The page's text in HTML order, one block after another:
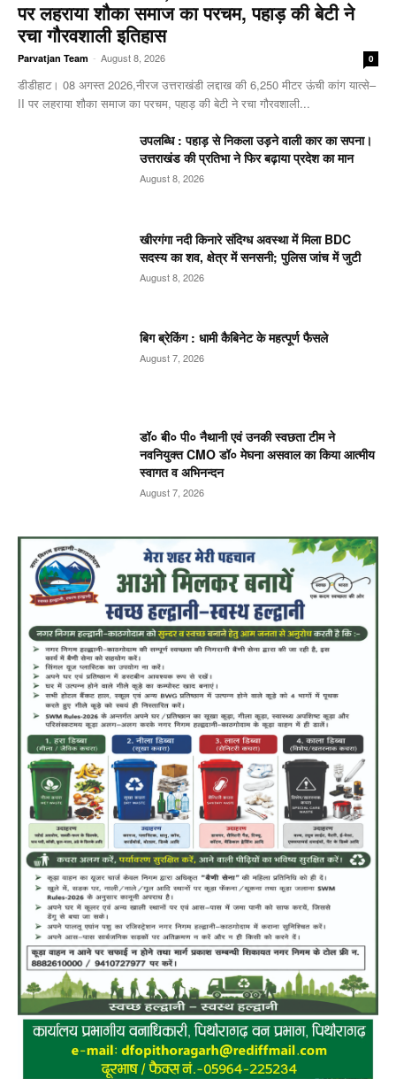
पर लहराया शौका समाज का परचम, पहाड़ की बेटी ने
रचा गौरवशाली इतिहास
Parvatjan Team - August 8, 2026 0
डीडीहाट। 08 अगस्त 2026,नीरज उत्तराखंडी लद्दाख की 6,250 मीटर ऊंची कांग यात्से–
II पर लहराया शौका समाज का परचम, पहाड़ की बेटी ने रचा गौरवशाली...
उपलब्धि : पहाड़ से निकला उड़ने वाली कार का सपना।
उत्तराखंड की प्रतिभा ने फिर बढ़ाया प्रदेश का मान
August 8, 2026
खीरगंगा नदी किनारे संदिग्ध अवस्था में मिला BDC
सदस्य का शव, क्षेत्र में सनसनी; पुलिस जांच में जुटी
August 8, 2026
बिग ब्रेकिंग : धामी कैबिनेट के महत्पूर्ण फैसले
August 7, 2026
डॉ० बी० पी० नैथानी एवं उनकी स्वछता टीम ने
नवनियुक्त CMO डॉ० मेघना असवाल का किया आत्मीय
स्वागत व अभिनन्दन
August 7, 2026